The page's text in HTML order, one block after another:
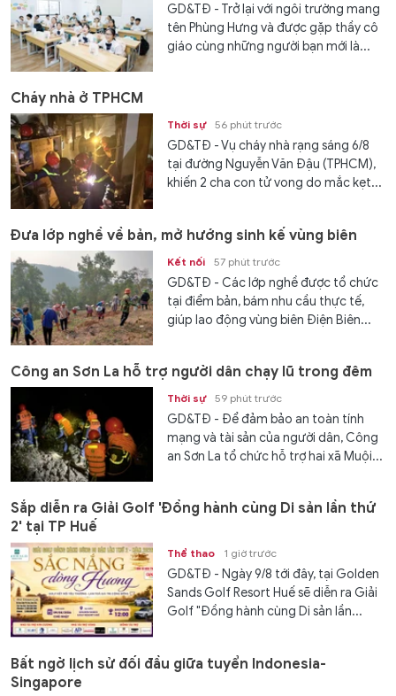
GD&TĐ - Trở lại với ngôi trường mang
tên Phùng Hưng và được gặp thầy cô
giáo cùng những người bạn mới là...
Cháy nhà ở TPHCM
Thời sự 56 phút trước
GD&TĐ - Vụ cháy nhà rạng sáng 6/8
tại đường Nguyễn Văn Đậu (TPHCM),
khiến 2 cha con tử vong do mắc kẹt...
Đưa lớp nghề về bản, mở hướng sinh kế vùng biên
Kết nối 57 phút trước
GD&TĐ - Các lớp nghề được tổ chức
tại điểm bản, bám nhu cầu thực tế,
giúp lao động vùng biên Điện Biên...
Công an Sơn La hỗ trợ người dân chạy lũ trong đêm
Thời sự 59 phút trước
GD&TĐ - Để đảm bảo an toàn tính
mạng và tài sản của người dân, Công
an Sơn La tổ chức hỗ trợ hai xã Muội...
Sắp diễn ra Giải Golf 'Đồng hành cùng Di sản lần thứ
2' tại TP Huế
Thể thao 1 giờ trước
GD&TĐ - Ngày 9/8 tới đây, tại Golden
Sands Golf Resort Huế sẽ diễn ra Giải
Golf "Đồng hành cùng Di sản lần...
Bất ngờ lịch sử đối đầu giữa tuyển Indonesia-
Singapore